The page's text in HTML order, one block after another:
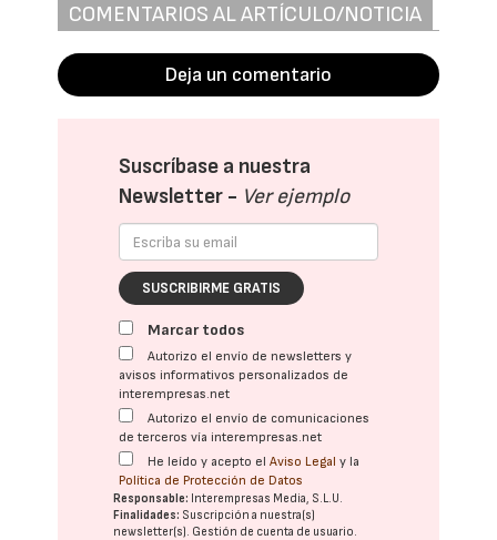
COMENTARIOS AL ARTÍCULO/NOTICIA
Deja un comentario
Suscríbase a nuestra
Newsletter - Ver ejemplo
SUSCRIBIRME GRATIS
Marcar todos
Autorizo el envío de newsletters y
avisos informativos personalizados de
interempresas.net
Autorizo el envío de comunicaciones
de terceros vía interempresas.net
He leído y acepto elAviso Legal y la
Política de Protección de Datos
Responsable: Interempresas Media, S.L.U.
Finalidades: Suscripción a nuestra(s)
newsletter(s). Gestión de cuenta de usuario.